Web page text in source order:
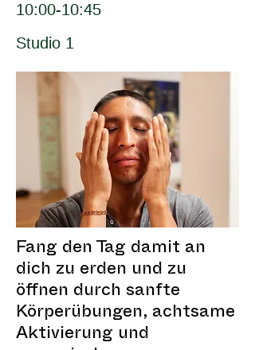
10:00-10:45
Studio 1
Fang den Tag damit an
dich zu erden und zu
öffnen durch sanfte
Körperübungen, achtsame
Aktivierung und